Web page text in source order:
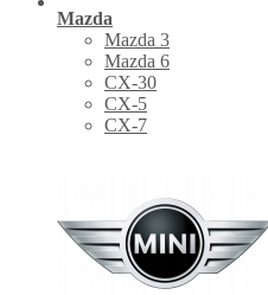
Mazda
Mazda 3
Mazda 6
CX-30
СХ-5
CX-7